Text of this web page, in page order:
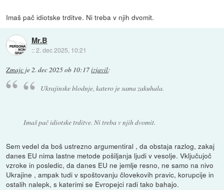
Imaš pač idiotske trditve. Ni treba v njih dvomit.
Mr.B
::2. dec 2025, 10:21
Zmajc je2. dec 2025 ob 10:17izjavil:
Ukrajinske blodnje, katero je sama zakuhala.
Imaš pač idiotske trditve. Ni treba v njih dvomit.
Sem vedel da boš ustrezno argumentiral , da obstaja razlog, zakaj
danes EU nima lastne metode pošiljanja ljudi v vesolje. Vključujoč
vzroke in posledic, da danes EU ne jemlje resno, ne samo na nivo
Ukrajine , ampak tudi v spoštovanju človekovih pravic, korupcije in
ostalih nalepk, s katerimi se Evropejci radi tako bahajo.